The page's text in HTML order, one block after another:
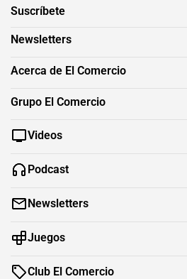
Suscríbete
Newsletters
Acerca de El Comercio
Grupo El Comercio
Videos
Podcast
Newsletters
Juegos
Club El Comercio